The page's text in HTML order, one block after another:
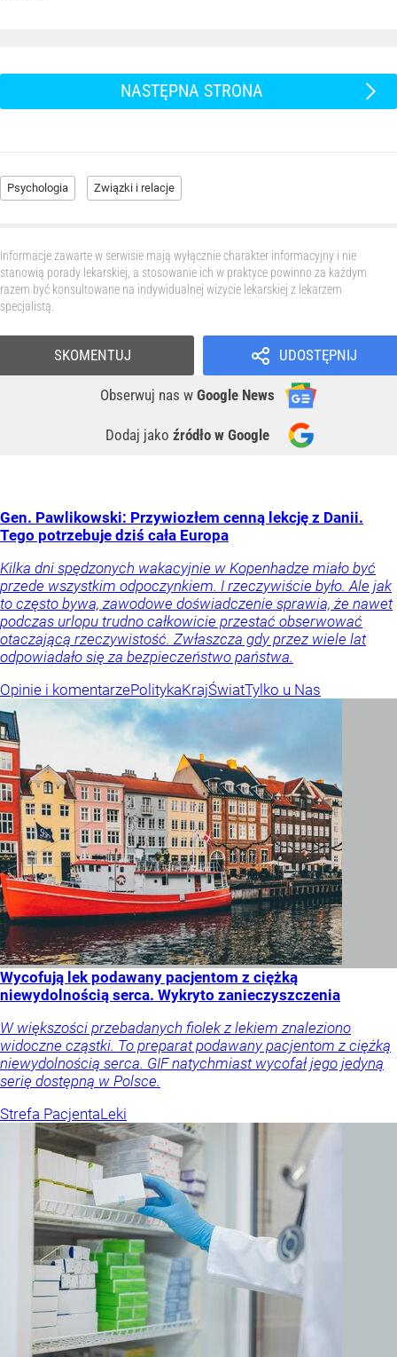
NASTĘPNA STRONA
Psychologia Związki i relacje
Informacje zawarte w serwisie mają wyłącznie charakter informacyjny i nie
stanowią porady lekarskiej, a stosowanie ich w praktyce powinno za każdym
razem być konsultowane na indywidualnej wizycie lekarskiej z lekarzem
specjalistą.
UDOSTĘPNIJ
Obserwuj nas w Google News
Dodaj jako źródło w Google
SKOMENTUJ
Gen. Pawlikowski: Przywiozłem cenną lekcję z Danii.
Tego potrzebuje dziś cała Europa
Kilka dni spędzonych wakacyjnie w Kopenhadze miało być
przede wszystkim odpoczynkiem. I rzeczywiście było. Ale jak
to często bywa, zawodowe doświadczenie sprawia, że nawet
podczas urlopu trudno całkowicie przestać obserwować
otaczającą rzeczywistość. Zwłaszcza gdy przez wiele lat
odpowiadało się za bezpieczeństwo państwa.
Opinie i komentarzePolitykaKrajŚwiatTylko u Nas
Wycofują lek podawany pacjentom z ciężką
niewydolnością serca. Wykryto zanieczyszczenia
W większości przebadanych fiolek z lekiem znaleziono
widoczne cząstki. To preparat podawany pacjentom z ciężką
niewydolnością serca. GIF natychmiast wycofał jego jedyną
serię dostępną w Polsce.
Strefa PacjentaLeki